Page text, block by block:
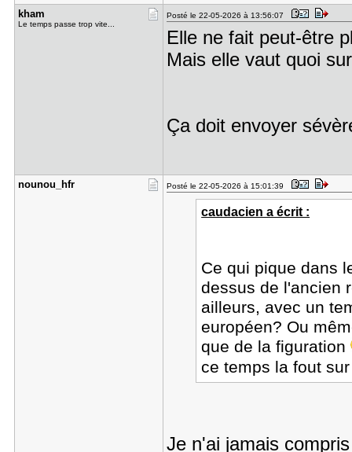
kham
Le temps passe trop vite...
Posté le 22-05-2026 à 13:56:07
Elle ne fait peut-être
Mais elle vaut quoi
Ça doit envoyer
nounou_hfr Posté le 22-05-2026 à 15:01:39
caudacien a écrit :
Ce qui pique dans
dessus de l'ancien
ailleurs, avec un
européen? Ou
que de la figuration
ce temps la fout
Je n'ai jamais